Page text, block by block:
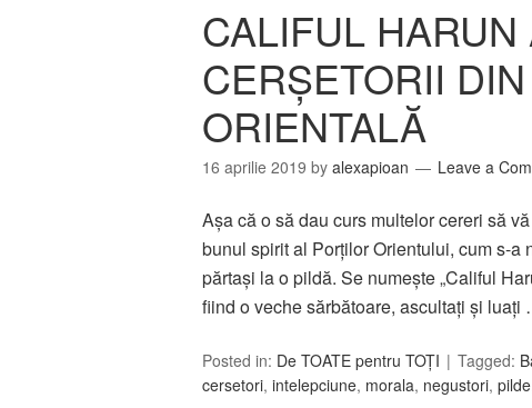
CALIFUL HARUN
CERŞETORII
ORIENTALĂ
16 aprilie 2019 by alexapioan Leave a
Așa că o să dau curs multelor cereri să
bunul spirit al Porţilor Orientului, cum s-a
părtaşi la o pildă. Se numeşte „Califul
fiind o veche sărbătoare, ascultaţi şi luaţi
Posted in: De TOATE pentru TOȚI Tagged:
cersetori, intelepciune, morala, negustori, pilde